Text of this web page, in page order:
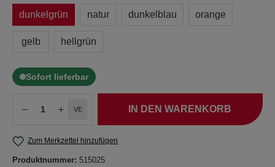
dunkelgrün natur dunkelblau orange
gelb hellgrün
Sofort lieferbar
VE IN DEN WARENKORB
Zum Merkzettel hinzufügen
Produktnummer: 515025